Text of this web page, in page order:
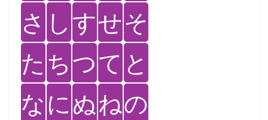
さ しすせそ
た ちつて と
なにぬねの